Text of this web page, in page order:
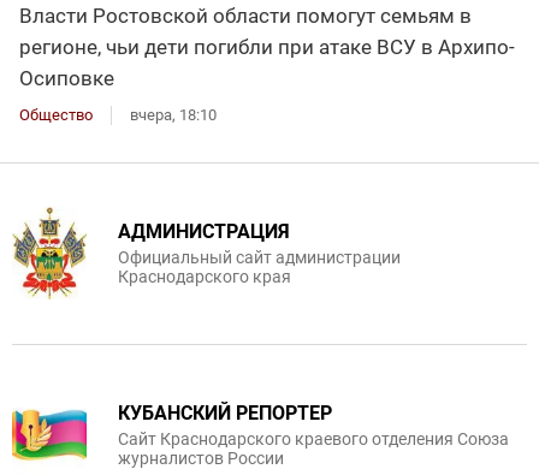
Власти Ростовской области помогут семьям в
регионе, чьи дети погибли при атаке ВСУ в Архипо-
Осиповке
Общество вчера, 18:10
АДМИНИСТРАЦИЯ
Официальный сайт администрации
Краснодарского края
КУБАНСКИЙ РЕПОРТЕР
Сайт Краснодарского краевого отделения Союза
журналистов России